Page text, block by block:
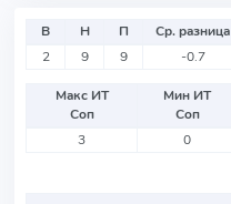
В Н П Ср. разница
2
9 9 -0.7
Макс ИТ
Соп
Мин ИТ
Соп
3
0